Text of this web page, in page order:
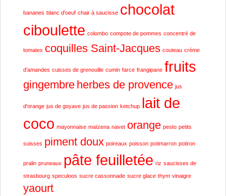
bananes blanc d'oeuf chair à saucisse chocolat
ciboulette colombo compote de pommes concentré de
tomates coquilles Saint-Jacques couteau crème
d'amandes cuisses de grenouille cumin farce frangipane fruits
gingembre herbes de provence jus
d'orange jus de goyave jus de passion ketchup lait de
coco mayonnaise maïzena navet orange pesto petits
suisses piment doux poireaux poisson potimarron potiron
pralin pruneaux pâte feuilletée riz saucisses de
strasbourg speculoos sucre cassonnade sucre glace thym vinaigre
yaourt